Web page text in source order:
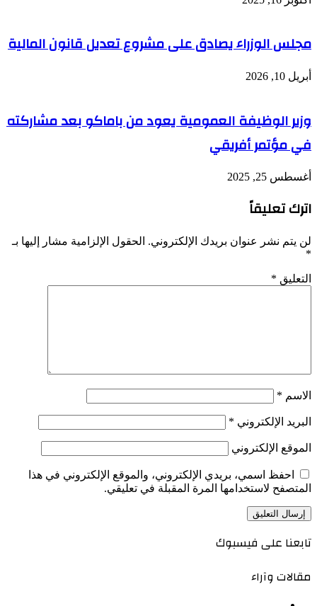
مجلس الوزراء يصادق على مشروع تعديل قانون المالية
أبريل 10, 2026
وزير الوظيفة العمومية يعود من باماكو بعد مشاركته
في مؤتمر أفريقي
أغسطس 25, 2025
اترك تعليقاً
لن يتم نشر عنوان بريدك الإلكتروني. الحقول الإلزامية مشار إليها بـ
*
التعليق *
الاسم *
البريد الإلكتروني *
الموقع الإلكتروني
احفظ اسمي، بريدي الإلكتروني، والموقع الإلكتروني في هذا
المتصفح لاستخدامها المرة المقبلة في تعليقي.
تابعنا على فيسبوك
مقالات وآراء